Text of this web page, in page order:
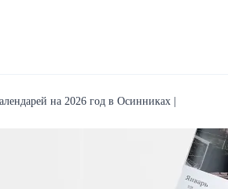
на 2026 год в Осинниках |